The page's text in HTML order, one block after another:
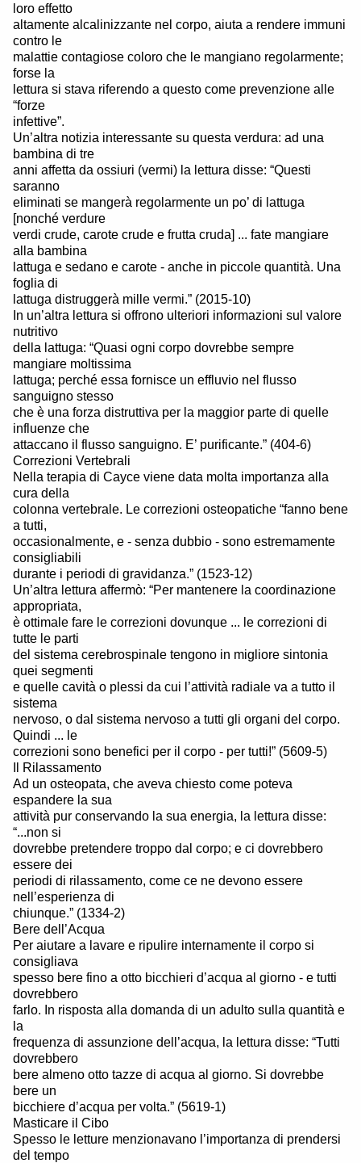
loro effetto
altamente alcalinizzante nel corpo, aiuta a rendere immuni
contro le
malattie contagiose coloro che le mangiano regolarmente;
forse la
lettura si stava riferendo a questo come prevenzione alle
“forze
infettive”.
Un’altra notizia interessante su questa verdura: ad una
bambina di tre
anni affetta da ossiuri (vermi) la lettura disse: “Questi
saranno
eliminati se mangerà regolarmente un po’ di lattuga
[nonché verdure
verdi crude, carote crude e frutta cruda] ... fate mangiare
alla bambina
lattuga e sedano e carote - anche in piccole quantità. Una
foglia di
lattuga distruggerà mille vermi.” (2015-10)
In un’altra lettura si offrono ulteriori informazioni sul valore
nutritivo
della lattuga: “Quasi ogni corpo dovrebbe sempre
mangiare moltissima
lattuga; perché essa fornisce un effluvio nel flusso
sanguigno stesso
che è una forza distruttiva per la maggior parte di quelle
influenze che
attaccano il flusso sanguigno. E’ purificante.” (404-6)
Correzioni Vertebrali
Nella terapia di Cayce viene data molta importanza alla
cura della
colonna vertebrale. Le correzioni osteopatiche “fanno bene
a tutti,
occasionalmente, e - senza dubbio - sono estremamente
consigliabili
durante i periodi di gravidanza.” (1523-12)
Un’altra lettura affermò: “Per mantenere la coordinazione
appropriata,
è ottimale fare le correzioni dovunque ... le correzioni di
tutte le parti
del sistema cerebrospinale tengono in migliore sintonia
quei segmenti
e quelle cavità o plessi da cui l’attività radiale va a tutto il
sistema
nervoso, o dal sistema nervoso a tutti gli organi del corpo.
Quindi ... le
correzioni sono benefici per il corpo - per tutti!” (5609-5)
Il Rilassamento
Ad un osteopata, che aveva chiesto come poteva
espandere la sua
attività pur conservando la sua energia, la lettura disse:
“...non si
dovrebbe pretendere troppo dal corpo; e ci dovrebbero
essere dei
periodi di rilassamento, come ce ne devono essere
nell’esperienza di
chiunque.” (1334-2)
Bere dell’Acqua
Per aiutare a lavare e ripulire internamente il corpo si
consigliava
spesso bere fino a otto bicchieri d’acqua al giorno - e tutti
dovrebbero
farlo. In risposta alla domanda di un adulto sulla quantità e
la
frequenza di assunzione dell’acqua, la lettura disse: “Tutti
dovrebbero
bere almeno otto tazze di acqua al giorno. Si dovrebbe
bere un
bicchiere d’acqua per volta.” (5619-1)
Masticare il Cibo
Spesso le letture menzionavano l’importanza di prendersi
del tempo